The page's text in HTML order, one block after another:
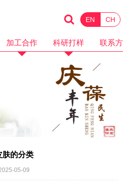
CH
EN
加工合作
膏霜加工
洗护加工
科研打样
微商电商
OEM加工
科研打样
联系
肤的分类
05-09